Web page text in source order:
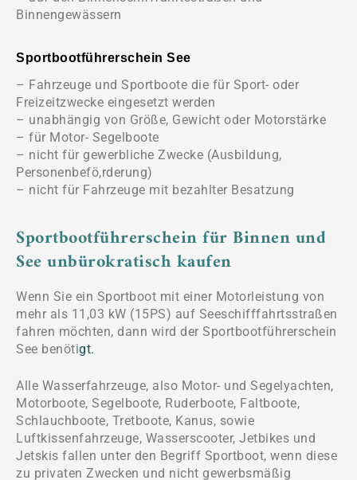
Binnengewässern
Sportbootführerschein See
– Fahrzeuge und Sportboote die für Sport- oder
Freizeitzwecke eingesetzt werden
– unabhängig von Größe, Gewicht oder Motorstärke
– für Motor- Segelboote
– nicht für gewerbliche Zwecke (Ausbildung,
Personenbefö,rderung)
– nicht für Fahrzeuge mit bezahlter Besatzung
Sportbootführerschein für Binnen und
See unbürokratisch kaufen
Wenn Sie ein Sportboot mit einer Motorleistung von
mehr als 11,03 kW (15PS) auf Seeschifffahrtsstraßen
fahren möchten, dann wird der Sportbootführerschein
See benötigt.
Alle Wasserfahrzeuge, also Motor- und Segelyachten,
Motorboote, Segelboote, Ruderboote, Faltboote,
Schlauchboote, Tretboote, Kanus, sowie
Luftkissenfahrzeuge, Wasserscooter, Jetbikes und
Jetskis fallen unter den Begriff Sportboot, wenn diese
zu privaten Zwecken und nicht gewerbsmäßig